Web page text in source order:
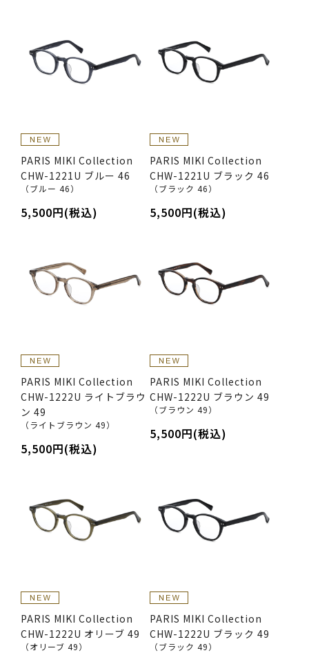
PARIS MIKI Collection
CHW-1221U ブルー 46
（ブルー 46）
5,500円(税込)
PARIS MIKI Collection
CHW-1221U ブラック 46
（ブラック 46）
5,500円(税込)
PARIS MIKI Collection
CHW-1222U ライトブラウ
ン 49
（ライトブラウン 49）
5,500円(税込)
PARIS MIKI Collection
CHW-1222U ブラウン 49
（ブラウン 49）
5,500円(税込)
PARIS MIKI Collection
CHW-1222U オリーブ 49
（オリーブ 49）
PARIS MIKI Collection
CHW-1222U ブラック 49
（ブラック 49）